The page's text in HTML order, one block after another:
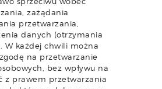
zażądania
przetwarzania,
danych (otrzymania
W każdej chwili można
na przetwarzanie
bez wpływu na
z prawem przetwarzania